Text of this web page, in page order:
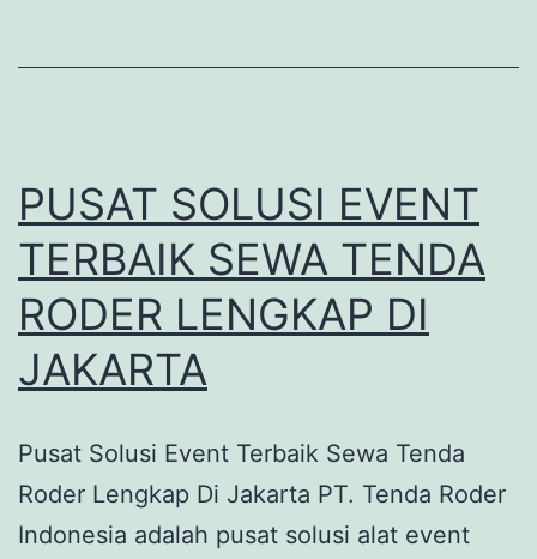
PUSAT SOLUSI EVENT
TERBAIK SEWA TENDA
RODER LENGKAP DI
JAKARTA
Pusat Solusi Event Terbaik Sewa Tenda
Roder Lengkap Di Jakarta PT. Tenda Roder
Indonesia adalah pusat solusi alat event